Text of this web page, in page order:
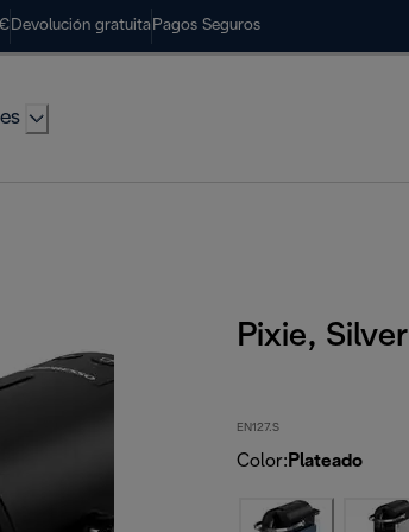
Devolución gratuita Pagos Seguros
Pixie, Silver
EN127.S
Color: Plateado